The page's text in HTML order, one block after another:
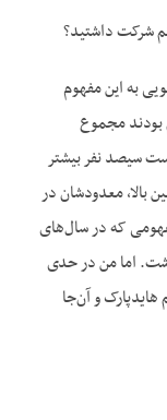
شرکت داشتید؟
به این مفهوم
بودند مجموع
سیصد نفر بیشتر
بالا، ‌معدودشان در
که در سال‌های
اما من در حدی
و آن‌جا